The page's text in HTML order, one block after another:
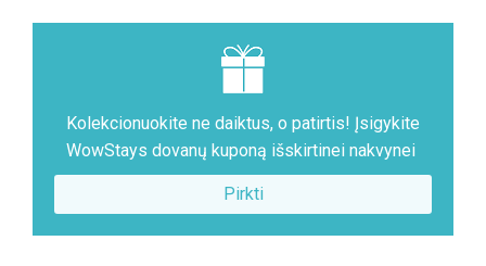
Kolekcionuokite ne daiktus, o patirtis! Įsigykite
WowStays dovanų kuponą išskirtinei nakvynei
Pirkti